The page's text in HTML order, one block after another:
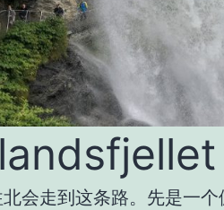
会走到这条路。先是一